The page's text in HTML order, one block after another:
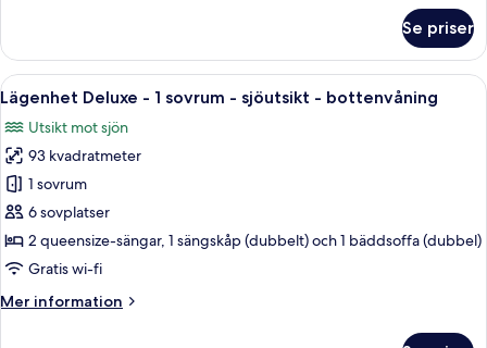
bottenvåning
Deluxe
1
sovrum
-
sjöutsikt
bottenvåning
Se priser
Öppna
alla
foton
för
Lägenhet
Deluxe
-
1
-
Ett rymligt vardagsrum med en
15
Lägenhet Deluxe - 1 sovrum - sjöutsikt - bottenvåning
Utsikt mot sjön
93 kvadratmeter
1 sovrum
6 sovplatser
2 queensize-sängar, 1 sängskåp (dubbelt) och 1 bäddsoffa (dubbel)
Gratis wi-fi
Mer information
Mer